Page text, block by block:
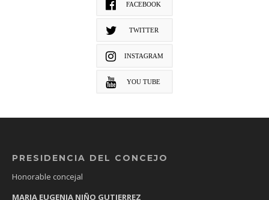
FACEBOOK
TWITTER
INSTAGRAM
YOU TUBE
PRESIDENCIA DEL CONCEJO
Honorable concejal
MARIA EUGENIA NIÑO GUTIERREZ